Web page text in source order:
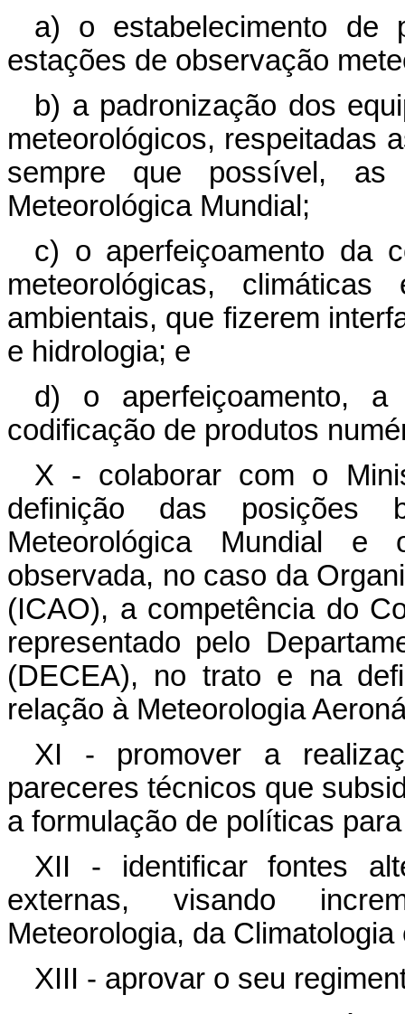
a) o estabelecimento de
estações de observação
b) a padronização dos
meteorológicos, respeitadas
sempre que possível, as
Meteorológica Mundial;
c) o aperfeiçoamento da
meteorológicas,
ambientais, que fizerem
e hidrologia; e
d) o aperfeiçoamento,
codificação de produtos
X - colaborar com o
definição das posições
Meteorológica Mundial e
observada, no caso da
(ICAO), a competência do
representado pelo
(DECEA), no trato e na
relação à Meteorologia
XI - promover a
pareceres técnicos que
a formulação de políticas
XII - identificar fontes
externas, visando
Meteorologia, da
XIII - aprovar o seu